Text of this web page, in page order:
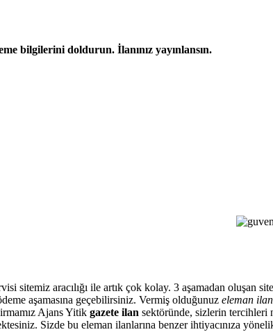
bilgilerini doldurun. İlanınız yayınlansın.
sitemiz aracılığı ile artık çok kolay. 3 aşamadan oluşan
aşamasına geçebilirsiniz. Vermiş olduğunuz eleman
Ajans Yitik gazete ilan sektöründe, sizlerin tercihleri
Sizde bu eleman ilanlarına benzer ihtiyacınıza